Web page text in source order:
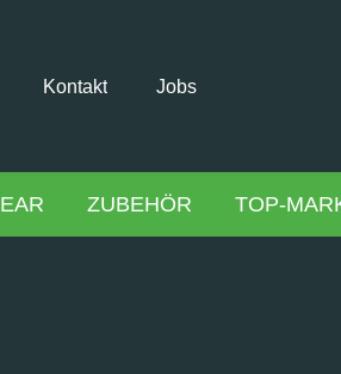
Kontakt Jobs
ZUBEHÖR TOP-